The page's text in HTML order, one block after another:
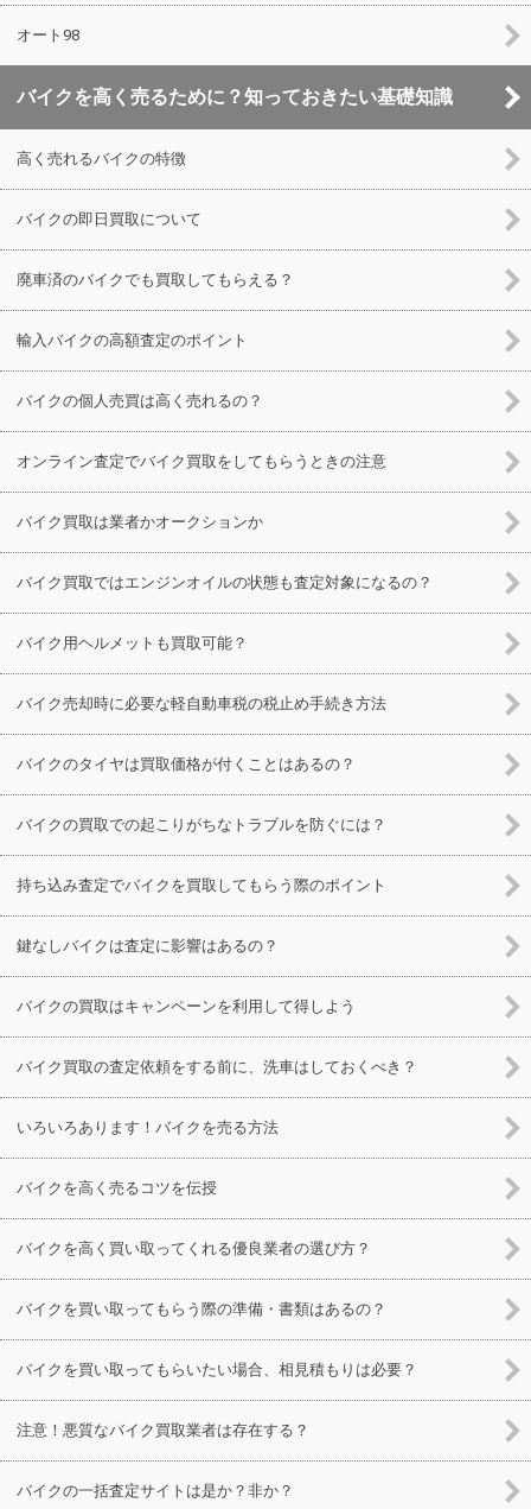
オート98
バイクを高く売るために？知っておきたい基礎知識
高く売れるバイクの特徴
バイクの即日買取について
廃車済のバイクでも買取してもらえる？
輸入バイクの高額査定のポイント
バイクの個人売買は高く売れるの？
オンライン査定でバイク買取をしてもらうときの注意
バイク買取は業者かオークションか
バイク買取ではエンジンオイルの状態も査定対象になるの？
バイク用ヘルメットも買取可能？
バイク売却時に必要な軽自動車税の税止め手続き方法
バイクのタイヤは買取価格が付くことはあるの？
バイクの買取での起こりがちなトラブルを防ぐには？
持ち込み査定でバイクを買取してもらう際のポイント
鍵なしバイクは査定に影響はあるの？
バイクの買取はキャンペーンを利用して得しよう
バイク買取の査定依頼をする前に、洗車はしておくべき？
いろいろあります！バイクを売る方法
バイクを高く売るコツを伝授
バイクを高く買い取ってくれる優良業者の選び方？
バイクを買い取ってもらう際の準備・書類はあるの？
バイクを買い取ってもらいたい場合、相見積もりは必要？
注意！悪質なバイク買取業者は存在する？
バイクの一括査定サイトは是か？非か？